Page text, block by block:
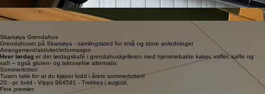
Les mer om butikkene
Coop Marked Vikhals
Din lokale nærbutikk med dagligvarer, ferskvarer og drivstoff.
Elins Klippotek
Den lokale frisøren på Vihalsen - med tid til både hår og prat
Skarsøya Grendahus
Grendahuset på Skarsøya - samlingssted for små og store anledninger
Arrangement/aktivitet/informasjon
Hver lørdager det lørdagskafé i grendahuskjelleren med hjemmebakte kaker, vafler, kaffe og
saft – også gluten- og laktosefrie alternativ.
Sommerlotteri
Tusen takk for at du kjøper lodd i årets sommerlotteri!